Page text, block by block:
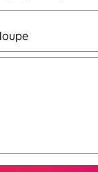
estén